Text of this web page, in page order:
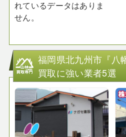
れているデータはありま
せん。
福岡県北九州市『八
買取に強い業者5選